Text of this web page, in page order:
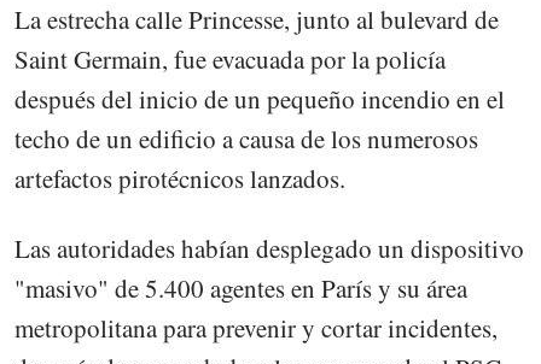
La estrecha calle Princesse, junto al bulevard de
Saint Germain, fue evacuada por la policía
después del inicio de un pequeño incendio en el
techo de un edificio a causa de los numerosos
artefactos pirotécnicos lanzados.
Las autoridades habían desplegado un dispositivo
"masivo" de 5.400 agentes en París y su área
metropolitana para prevenir y cortar incidentes,